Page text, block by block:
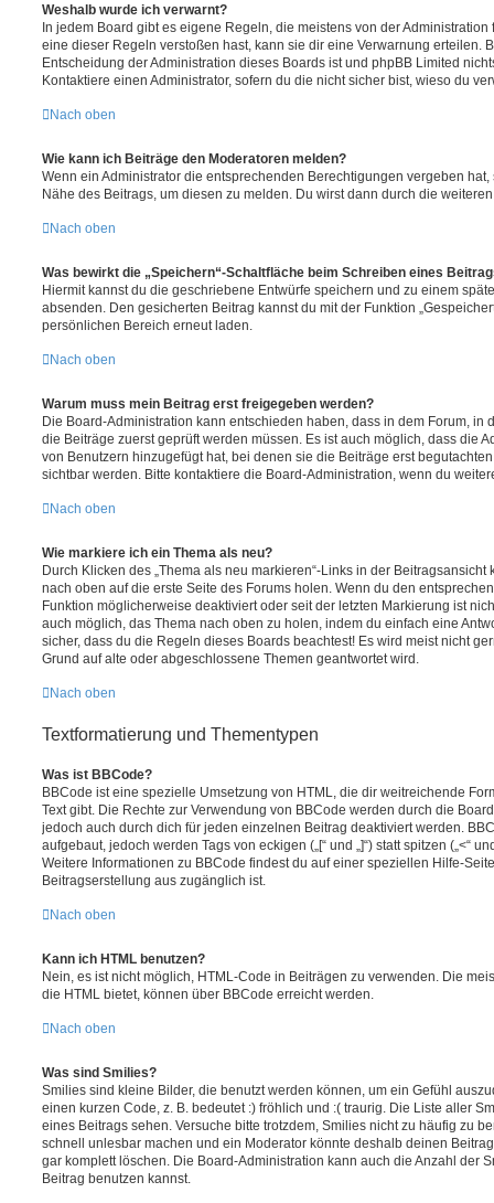
Weshalb wurde ich verwarnt?
In jedem Board gibt es eigene Regeln, die meistens von der
eine dieser Regeln verstoßen hast, kann sie dir eine Verwarnung erteilen.
Entscheidung der Administration dieses Boards ist und phpBB Limited
Kontaktiere einen Administrator, sofern du die nicht sicher bist, wieso du
Nach oben
Wie kann ich Beiträge den Moderatoren melden?
Wenn ein Administrator die entsprechenden Berechtigungen vergeben
Nähe des Beitrags, um diesen zu melden. Du wirst dann durch die
Nach oben
Was bewirkt die „Speichern“-Schaltfläche beim Schreiben eines
Hiermit kannst du die geschriebene Entwürfe speichern und zu einem
absenden. Den gesicherten Beitrag kannst du mit der Funktion
persönlichen Bereich erneut laden.
Nach oben
Warum muss mein Beitrag erst freigegeben werden?
Die Board-Administration kann entschieden haben, dass in dem Forum, in
die Beiträge zuerst geprüft werden müssen. Es ist auch möglich, dass die
von Benutzern hinzugefügt hat, bei denen sie die Beiträge erst
sichtbar werden. Bitte kontaktiere die Board-Administration, wenn du
Nach oben
Wie markiere ich ein Thema als neu?
Durch Klicken des „Thema als neu markieren“-Links in der
nach oben auf die erste Seite des Forums holen. Wenn du den
Funktion möglicherweise deaktiviert oder seit der letzten Markierung ist
auch möglich, das Thema nach oben zu holen, indem du einfach eine
sicher, dass du die Regeln dieses Boards beachtest! Es wird meist nicht
Grund auf alte oder abgeschlossene Themen geantwortet wird.
Nach oben
Textformatierung und Thementypen
Was ist BBCode?
BBCode ist eine spezielle Umsetzung von HTML, die dir weitreichende
Text gibt. Die Rechte zur Verwendung von BBCode werden durch die
jedoch auch durch dich für jeden einzelnen Beitrag deaktiviert werden.
aufgebaut, jedoch werden Tags von eckigen („[“ und „]“) statt spitzen („<“
Weitere Informationen zu BBCode findest du auf einer speziellen Hilfe-
Beitragserstellung aus zugänglich ist.
Nach oben
Kann ich HTML benutzen?
Nein, es ist nicht möglich, HTML-Code in Beiträgen zu verwenden. Die
die HTML bietet, können über BBCode erreicht werden.
Nach oben
Was sind Smilies?
Smilies sind kleine Bilder, die benutzt werden können, um ein Gefühl
einen kurzen Code, z. B. bedeutet :) fröhlich und :( traurig. Die Liste aller
eines Beitrags sehen. Versuche bitte trotzdem, Smilies nicht zu häufig zu
schnell unlesbar machen und ein Moderator könnte deshalb deinen
gar komplett löschen. Die Board-Administration kann auch die Anzahl der
Beitrag benutzen kannst.